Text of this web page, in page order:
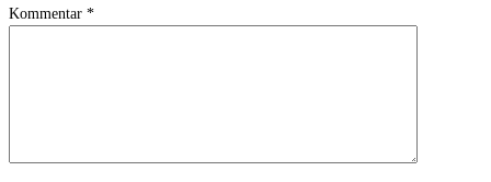
Kommentar *